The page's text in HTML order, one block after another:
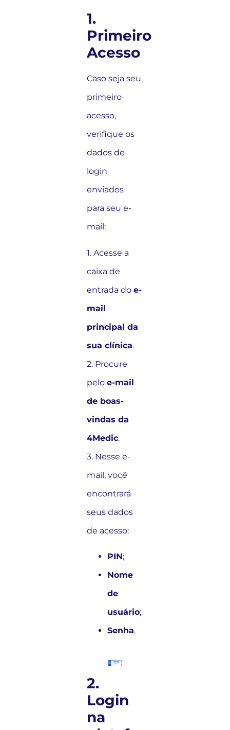
1.
Primeiro
Acesso
Caso seja seu
primeiro
acesso,
verifique os
dados de
login
enviados
para seu e-
mail:
1. Acesse a
caixa de
entrada doe-
mail
principal da
sua clínica.
2. Procure
peloe-mail
de boas-
vindas da
4Medic.
3. Nesse e-
mail, você
encontrará
seus dados
de acesso:
PIN;
Nome
de
usuário;
Senha.
2.
Login
na